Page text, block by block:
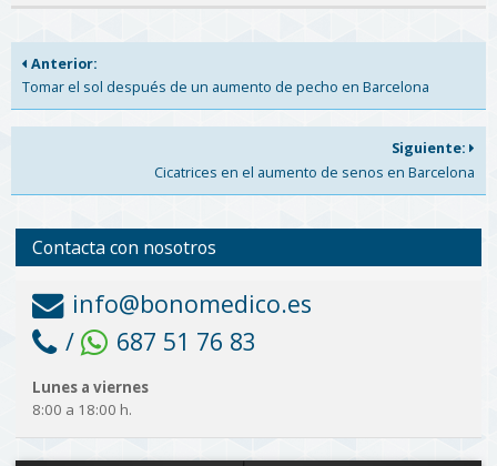
Anterior:
Tomar el sol después de un aumento de pecho en Barcelona
Siguiente:
Cicatrices en el aumento de senos en Barcelona
Contacta con nosotros
info@bonomedico.es
/
687 51 76 83
Lunes a viernes
8:00 a 18:00 h.